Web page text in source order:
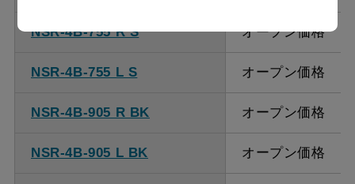
NSR-4B-755 R S オープン価格
NSR-4B-755 L S オープン価格
NSR-4B-905 R BK オープン価格
NSR-4B-905 L BK オープン価格